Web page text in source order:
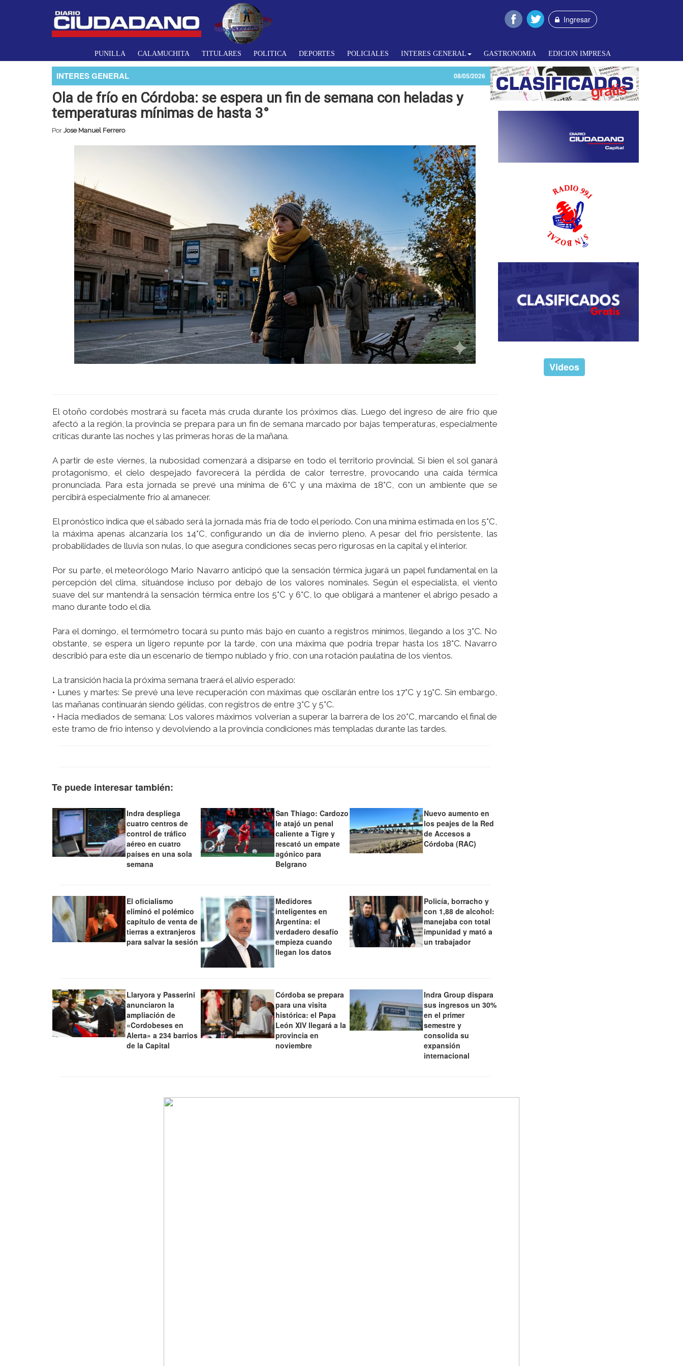
Ingresar
PUNILLA CALAMUCHITA TITULARES POLITICA DEPORTES POLICIALES INTERES GENERAL GASTRONOMIA EDICION IMPRESA
INTERES GENERAL 08/05/2026
Ola de frío en Córdoba: se espera un fin de semana con heladas y
temperaturas mínimas de hasta 3°
Por Jose Manuel Ferrero
El otoño cordobés mostrará su faceta más cruda durante los próximos días. Luego del ingreso de aire frío que
afectó a la región, la provincia se prepara para un fin de semana marcado por bajas temperaturas, especialmente
críticas durante las noches y las primeras horas de la mañana.
A partir de este viernes, la nubosidad comenzará a disiparse en todo el territorio provincial. Si bien el sol ganará
protagonismo, el cielo despejado favorecerá la pérdida de calor terrestre, provocando una caída térmica
pronunciada. Para esta jornada se prevé una mínima de 6°C y una máxima de 18°C, con un ambiente que se
percibirá especialmente frío al amanecer.
El pronóstico indica que el sábado será la jornada más fría de todo el período. Con una mínima estimada en los 5°C,
la máxima apenas alcanzaría los 14°C, configurando un día de invierno pleno. A pesar del frío persistente, las
probabilidades de lluvia son nulas, lo que asegura condiciones secas pero rigurosas en la capital y el interior.
Por su parte, el meteorólogo Mario Navarro anticipó que la sensación térmica jugará un papel fundamental en la
percepción del clima, situándose incluso por debajo de los valores nominales. Según el especialista, el viento
suave del sur mantendrá la sensación térmica entre los 5°C y 6°C, lo que obligará a mantener el abrigo pesado a
mano durante todo el día.
Para el domingo, el termómetro tocará su punto más bajo en cuanto a registros mínimos, llegando a los 3°C. No
obstante, se espera un ligero repunte por la tarde, con una máxima que podría trepar hasta los 18°C. Navarro
describió para este día un escenario de tiempo nublado y frío, con una rotación paulatina de los vientos.
La transición hacia la próxima semana traerá el alivio esperado:
• Lunes y martes: Se prevé una leve recuperación con máximas que oscilarán entre los 17°C y 19°C. Sin embargo,
las mañanas continuarán siendo gélidas, con registros de entre 3°C y 5°C.
• Hacia mediados de semana: Los valores máximos volverían a superar la barrera de los 20°C, marcando el final de
este tramo de frío intenso y devolviendo a la provincia condiciones más templadas durante las tardes.
Te puede interesar también:
Indra despliega
cuatro centros de
control de tráfico
aéreo en cuatro
países en una sola
semana
San Thiago: Cardozo
le atajó un penal
caliente a Tigre y
rescató un empate
agónico para
Belgrano
Nuevo aumento en
los peajes de la Red
de Accesos a
Córdoba (RAC)
El oficialismo
eliminó el polémico
capítulo de venta de
tierras a extranjeros
para salvar la sesión
Medidores
inteligentes en
Argentina: el
verdadero desafío
empieza cuando
llegan los datos
Policía, borracho y
con 1,88 de alcohol:
manejaba con total
impunidad y mató a
un trabajador
Llaryora y Passerini
anunciaron la
ampliación de
«Cordobeses en
Alerta» a 234 barrios
de la Capital
Córdoba se prepara
para una visita
histórica: el Papa
León XIV llegará a la
provincia en
noviembre
Indra Group dispara
sus ingresos un 30%
en el primer
semestre y
consolida su
expansión
internacional
Videos